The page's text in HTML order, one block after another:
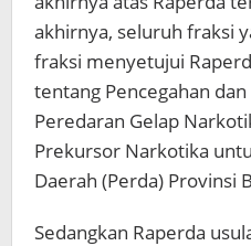
akhirnya, seluruh fraksi
fraksi menyetujui
tentang Pencegahan
Peredaran Gelap
Prekursor Narkotika
Daerah (Perda) Provinsi
Sedangkan Raperda